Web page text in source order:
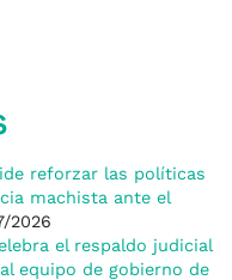
reforzar las políticas
machista ante el
2026
el respaldo judicial
equipo de gobierno de